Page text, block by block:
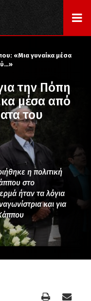
«Μια γυναίκα μέσα
την Πόπη
μέσα από
του
η πολιτική
στο
ήταν τα λόγια
και για